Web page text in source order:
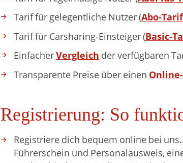
Tarif für gelegentliche Nutzer (Abo-Tarif
Tarif für Carsharing-Einsteiger (Basic-
EinfacherVergleich der verfügbaren
Transparente Preise über einen
Registrierung: So
Registriere dich bequem online bei
Führerschein und Personalausweis,